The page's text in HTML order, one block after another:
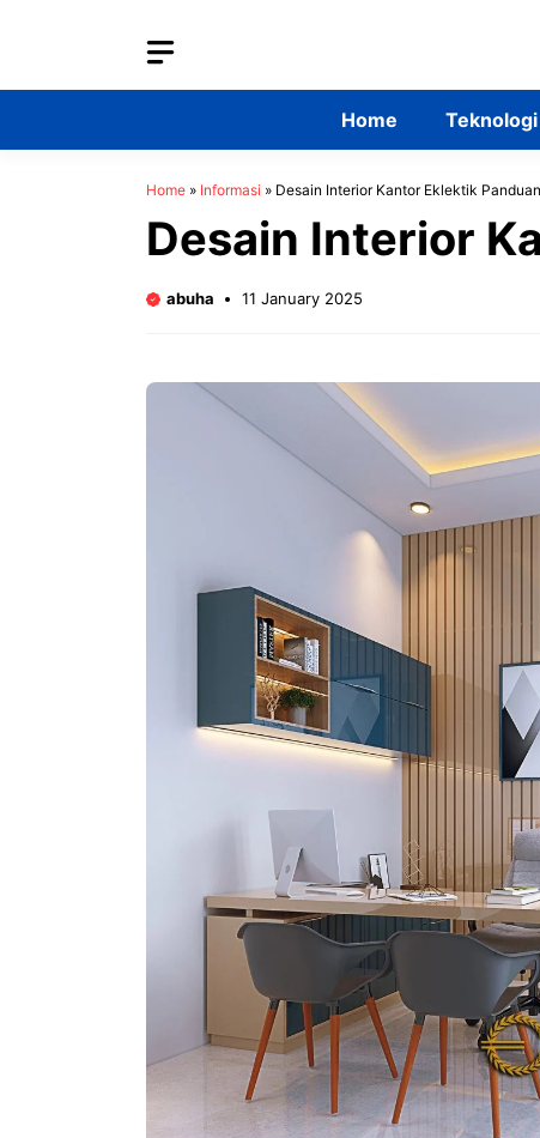
Home Teknologi
Home » Informasi » Desain Interior Kantor Eklektik
Desain Interior
abuha 11 January 2025